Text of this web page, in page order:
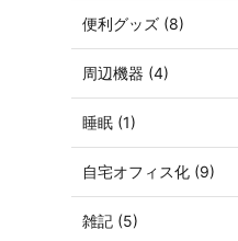
便利グッズ (8)
周辺機器 (4)
睡眠 (1)
自宅オフィス化 (9)
雑記 (5)